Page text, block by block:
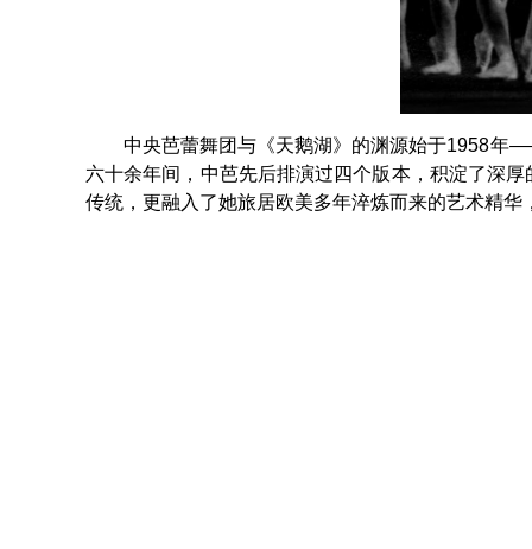
中央芭蕾舞团与《天鹅湖》的渊源始于1958年
六十余年间，中芭先后排演过四个版本，积淀了深
传统，更融入了她旅居欧美多年淬炼而来的艺术精